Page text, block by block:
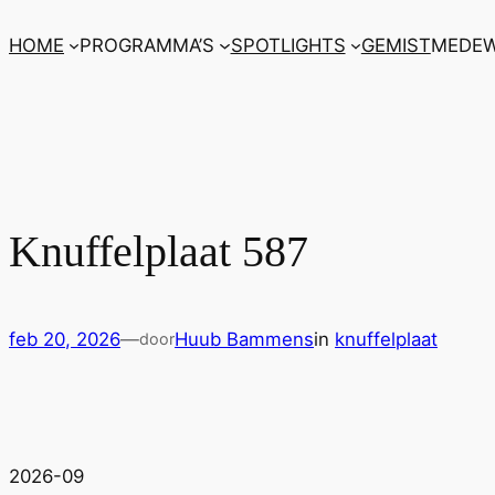
naar
HOME PROGRAMMA’S SPOTLIGHTS GEMIST
Knuffelplaat 587
feb 20, 2026—doorHuub Bammensin knuffelplaat
2026-09